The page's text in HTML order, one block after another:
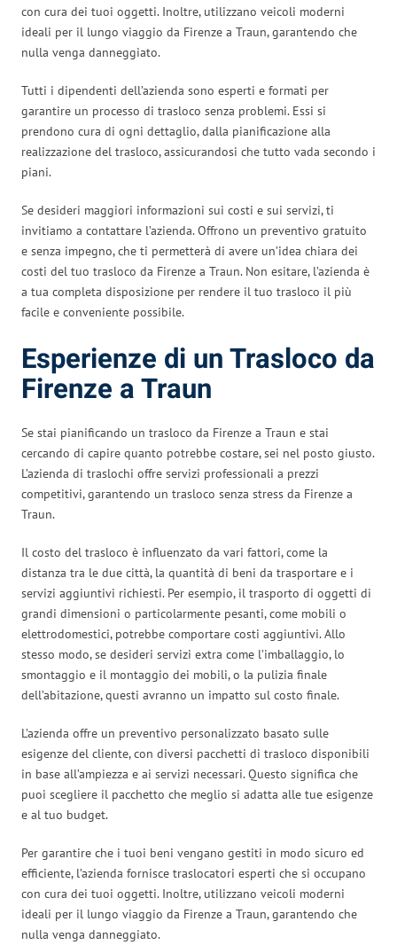
con cura dei tuoi oggetti. Inoltre, utilizzano veicoli moderni
ideali per il lungo viaggio da Firenze a Traun, garantendo che
nulla venga danneggiato.
Tutti i dipendenti dell’azienda sono esperti e formati per
garantire un processo di trasloco senza problemi. Essi si
prendono cura di ogni dettaglio, dalla pianificazione alla
realizzazione del trasloco, assicurandosi che tutto vada secondo i
piani.
Se desideri maggiori informazioni sui costi e sui servizi, ti
invitiamo a contattare l’azienda. Offrono un preventivo gratuito
e senza impegno, che ti permetterà di avere un’idea chiara dei
costi del tuo trasloco da Firenze a Traun. Non esitare, l’azienda è
a tua completa disposizione per rendere il tuo trasloco il più
facile e conveniente possibile.
Esperienze di un Trasloco da
Firenze a Traun
Se stai pianificando un trasloco da Firenze a Traun e stai
cercando di capire quanto potrebbe costare, sei nel posto giusto.
L’azienda di traslochi offre servizi professionali a prezzi
competitivi, garantendo un trasloco senza stress da Firenze a
Traun.
Il costo del trasloco è influenzato da vari fattori, come la
distanza tra le due città, la quantità di beni da trasportare e i
servizi aggiuntivi richiesti. Per esempio, il trasporto di oggetti di
grandi dimensioni o particolarmente pesanti, come mobili o
elettrodomestici, potrebbe comportare costi aggiuntivi. Allo
stesso modo, se desideri servizi extra come l’imballaggio, lo
smontaggio e il montaggio dei mobili, o la pulizia finale
dell’abitazione, questi avranno un impatto sul costo finale.
L’azienda offre un preventivo personalizzato basato sulle
esigenze del cliente, con diversi pacchetti di trasloco disponibili
in base all’ampiezza e ai servizi necessari. Questo significa che
puoi scegliere il pacchetto che meglio si adatta alle tue esigenze
e al tuo budget.
Per garantire che i tuoi beni vengano gestiti in modo sicuro ed
efficiente, l’azienda fornisce traslocatori esperti che si occupano
con cura dei tuoi oggetti. Inoltre, utilizzano veicoli moderni
ideali per il lungo viaggio da Firenze a Traun, garantendo che
nulla venga danneggiato.